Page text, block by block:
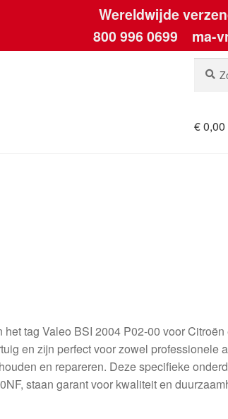
Wereldwijde
800 996 0699 ma-
naar:
€0,00
tag Valeo BSI 2004 P02-00 voor
en zijn perfect voor zowel professionele
en repareren. Deze specifieke
staan garant voor kwaliteit en